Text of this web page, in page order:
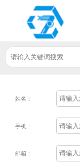
姓名：
手机：
邮箱：